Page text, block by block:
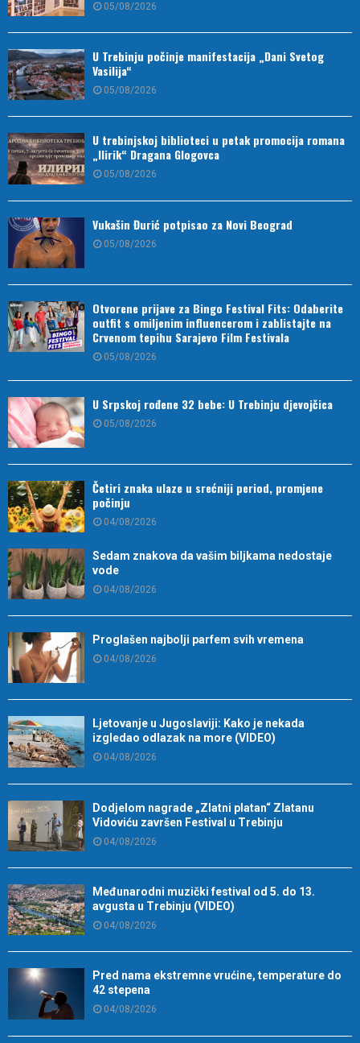
05/08/2026
U Trebinju počinje manifestacija „Dani Svetog
Vasilija“
05/08/2026
U trebinjskoj biblioteci u petak promocija romana
„Ilirik“ Dragana Glogovca
05/08/2026
Vukašin Đurić potpisao za Novi Beograd
05/08/2026
Otvorene prijave za Bingo Festival Fits: Odaberite
outfit s omiljenim influencerom i zablistajte na
Crvenom tepihu Sarajevo Film Festivala
05/08/2026
U Srpskoj rođene 32 bebe: U Trebinju djevojčica
05/08/2026
Četiri znaka ulaze u srećniji period, promjene
počinju
04/08/2026
Sedam znakova da vašim biljkama nedostaje
vode
04/08/2026
Proglašen najbolji parfem svih vremena
04/08/2026
Ljetovanje u Jugoslaviji: Kako je nekada
izgledao odlazak na more (VIDEO)
04/08/2026
Dodjelom nagrade „Zlatni platan“ Zlatanu
Vidoviću završen Festival u Trebinju
04/08/2026
Međunarodni muzički festival od 5. do 13.
avgusta u Trebinju (VIDEO)
04/08/2026
Pred nama ekstremne vrućine, temperature do
42 stepena
04/08/2026